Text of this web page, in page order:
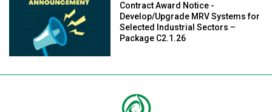
Contract Award Notice -
Develop/Upgrade MRV Systems for
Selected Industrial Sectors –
Package C2.1.26